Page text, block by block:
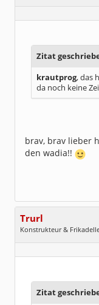
Zitat
krautprog, das
da noch keine
brav, brav lieber
den wadia!!
Trurl
Konstrukteur &
Geschlecht:
Beiträge:
13854
Zitat